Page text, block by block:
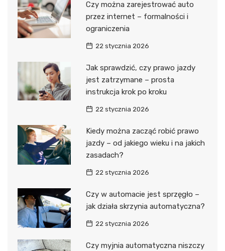
Czy można zarejestrować auto
przez internet – formalności i
ograniczenia
22 stycznia 2026
Jak sprawdzić, czy prawo jazdy
jest zatrzymane – prosta
instrukcja krok po kroku
22 stycznia 2026
Kiedy można zacząć robić prawo
jazdy – od jakiego wieku i na jakich
zasadach?
22 stycznia 2026
Czy w automacie jest sprzęgło –
jak działa skrzynia automatyczna?
22 stycznia 2026
Czy myjnia automatyczna niszczy